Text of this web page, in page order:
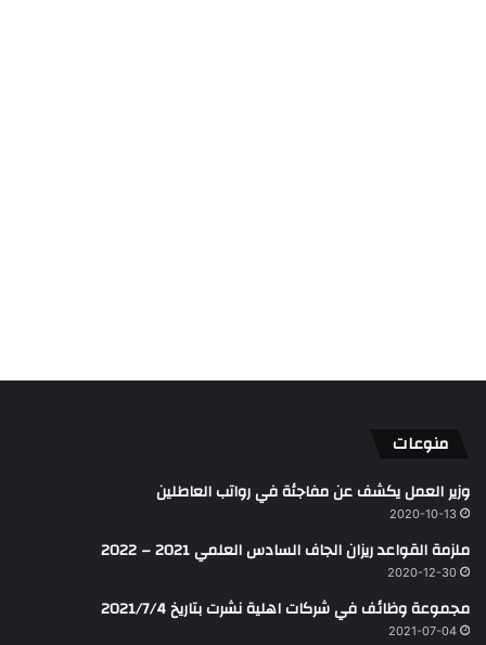
منوعات
وزير العمل يكشف عن مفاجئة في رواتب العاطلين
2020-10-13
ملزمة القواعد ريزان الجاف السادس العلمي 2021 – 2022
2020-12-30
مجموعة وظائف في شركات اهلية نشرت بتاريخ 2021/7/4
2021-07-04